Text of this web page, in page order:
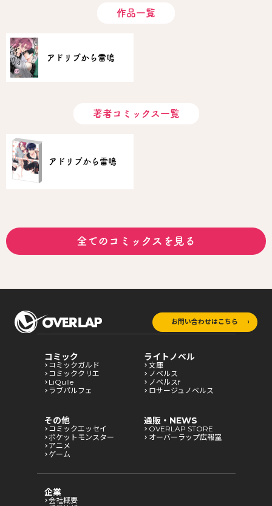
作品一覧
アドリブから雷鳴
著者コミックス一覧
アドリブから雷鳴
全てのコミックスを見る
お問い合わせはこちら
コミック
コミックガルド
コミッククリエ
LiQulle
ラブパルフェ
ライトノベル
文庫
ノベルス
ノベルスf
ロサージュノベルス
その他
コミックエッセイ
ポケットモンスター
アニメ
ゲーム
通販・NEWS
OVERLAP STORE
オーバーラップ広報室
企業
会社概要